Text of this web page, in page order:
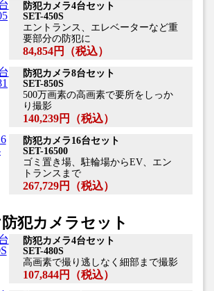
防犯カメラ4台セット
SET-450S
エントランス、エレベーターなど重
要部分の防犯に
84,854円 （税込）
防犯カメラ8台セット
SET-850S
500万画素の高画素で要所をしっか
り撮影
140,239円 （税込）
防犯カメラ16台セット
SET-16500
ゴミ置き場、駐輪場からEV、エン
トランスまで
267,729円 （税込）
犯カメラセット
防犯カメラ4台セット
SET-480S
高画素で撮り逃しなく細部まで撮影
107,844円 （税込）